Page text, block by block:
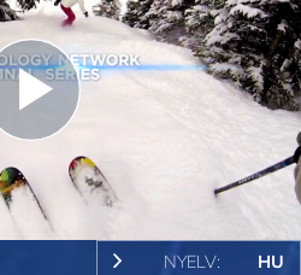
Play
Video
NYELV: HU